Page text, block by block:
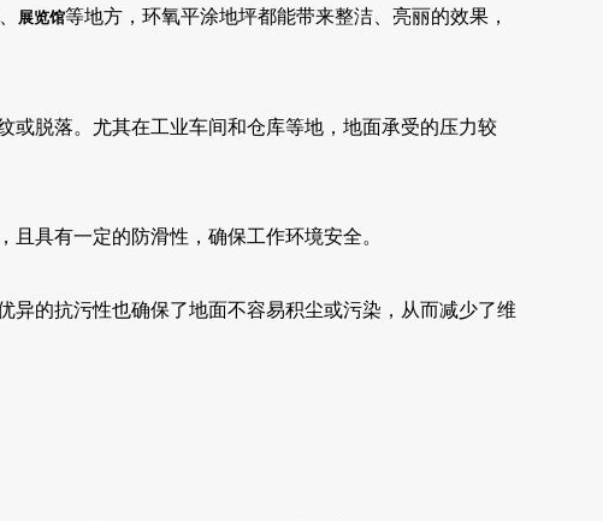
展览馆等地方，环氧平涂地坪都能带来整洁、亮丽的效果，
或脱落。尤其在工业车间和仓库等地，地面承受的压力较
具有一定的防滑性，确保工作环境安全。
的抗污性也确保了地面不容易积尘或污染，从而减少了维